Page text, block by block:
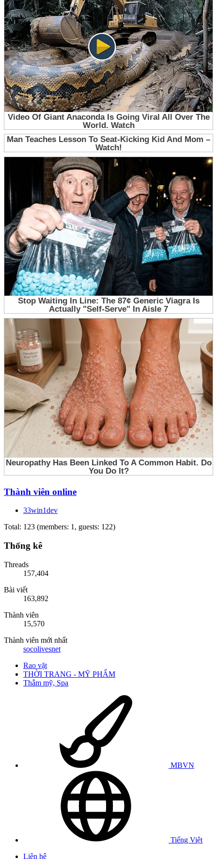
Thành viên online
33win1dev
Total: 123 (members: 1, guests: 122)
Thống kê
Threads
157,404
Bài viết
163,892
Thành viên
15,570
Thành viên mới nhất
socolivesnet
Rao vặt
THỜI TRANG - MỸ PHẨM
Thẫm mỹ, Spa
MBVN
Tiếng Việt
Liên hệ